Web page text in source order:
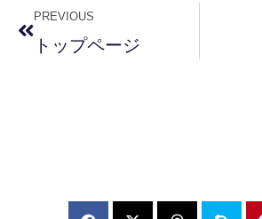
PREVIOUS
トップページ